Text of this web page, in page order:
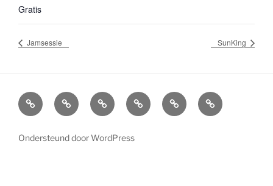
Gratis
Jamsessie SunKing
Agenda Boekingen
Bands
Info
en
Socials
Bluescafe
Home
Overlijden
William
Ondersteund door WordPress